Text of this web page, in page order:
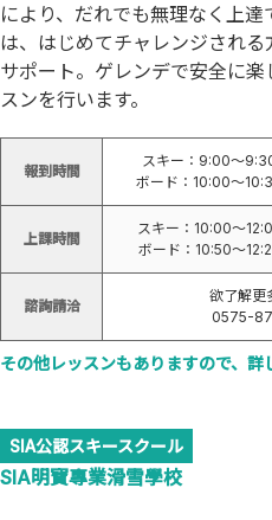
により、だれでも無理なく上
は、はじめてチャレンジされ
サポート。ゲレンデで安全に
スンを行います。
報到時間
スキー：9:00～
ボード：10:00～
上課時間
スキー：10:00～
ボード：10:50～
諮詢請洽
欲了解更
0575-
その他レッスンもありますので、
SIA公認スキースクール
SIA明寶專業滑雪學校